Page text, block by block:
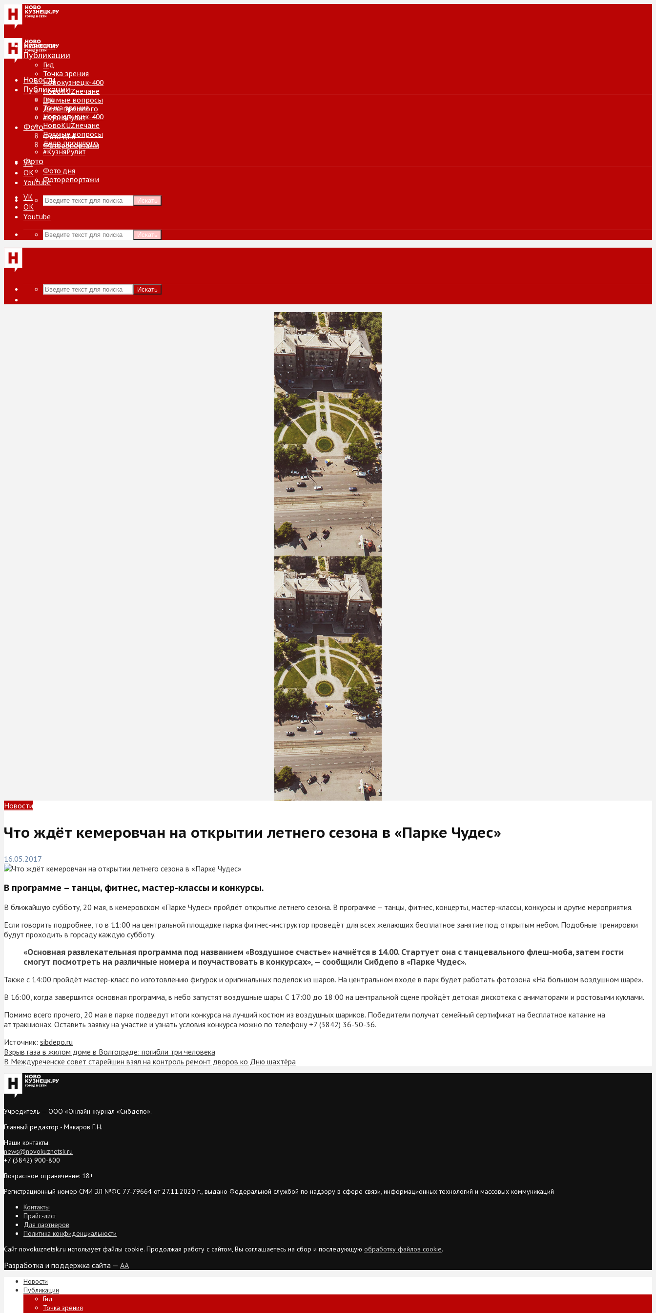
Новости
Публикации
Гид
Точка зрения
Новокузнецк-400
НовоKUZнечане
Прямые вопросы
Дело прошлого
#КузняРулит
Фото
Фото дня
Фоторепортажи
VK
ОК
Youtube
Искать
Новости
Публикации
Гид
Точка зрения
Новокузнецк-400
НовоKUZнечане
Прямые вопросы
Дело прошлого
#КузняРулит
Фото
Фото дня
Фоторепортажи
VK
ОК
Youtube
Искать
Искать
Новости
Что ждёт кемеровчан на открытии летнего сезона в «Парке Чудес»
16.05.2017
В программе – танцы, фитнес, мастер-классы и конкурсы.
В ближайшую субботу, 20 мая, в кемеровском «Парке Чудес» пройдёт открытие летнего сезона. В программе – танцы, фитнес, концерты, мастер-классы, конкурсы и другие мероприятия.
Если говорить подробнее, то в 11:00 на центральной площадке парка фитнес-инструктор проведёт для всех желающих бесплатное занятие под открытым небом. Подобные тренировки
будут проходить в горсаду каждую субботу.
«Основная развлекательная программа под названием «Воздушное счастье» начнётся в 14.00. Стартует она с танцевального флеш-моба, затем гости
смогут посмотреть на различные номера и поучаствовать в конкурсах», — сообщили Сибдепо в «Парке Чудес».
Также с 14:00 пройдёт мастер-класс по изготовлению фигурок и оригинальных поделок из шаров. На центральном входе в парк будет работать фотозона «На большом воздушном шаре».
В 16:00, когда завершится основная программа, в небо запустят воздушные шары. С 17:00 до 18:00 на центральной сцене пройдёт детская дискотека с аниматорами и ростовыми куклами.
Помимо всего прочего, 20 мая в парке подведут итоги конкурса на лучший костюм из воздушных шариков. Победители получат семейный сертификат на бесплатное катание на
аттракционах. Оставить заявку на участие и узнать условия конкурса можно по телефону +7 (3842) 36-50-36.
Источник: sibdepo.ru
Взрыв газа в жилом доме в Волгограде: погибли три человека
В Междуреченске совет старейшин взял на контроль ремонт дворов ко Дню шахтёра
Учредитель — ООО «Онлайн-журнал «Сибдепо».
Главный редактор - Макаров Г.Н.
Наши контакты:
news@novokuznetsk.ru
+7 (3842) 900-800
Возрастное ограничение: 18+
Регистрационный номер СМИ ЭЛ №ФС 77-79664 от 27.11.2020 г., выдано Федеральной службой по надзору в сфере связи, информационных технологий и массовых коммуникаций
Контакты
Прайс-лист
Для партнеров
Политика конфиденциальности
Сайт novokuznetsk.ru использует файлы cookie. Продолжая работу с сайтом, Вы соглашаетесь на сбор и последующую обработку файлов cookie.
Разработка и поддержка сайта — AA
Новости
Публикации
Гид
Точка зрения